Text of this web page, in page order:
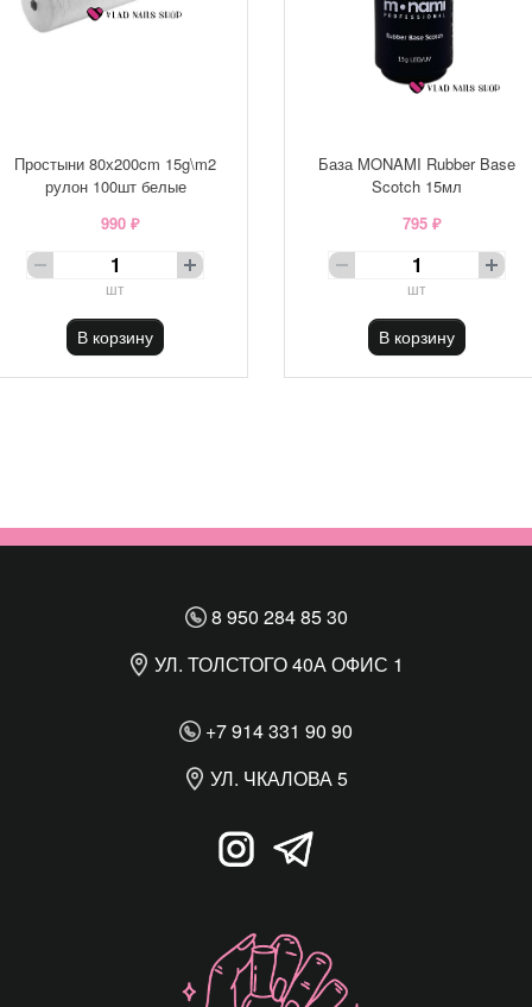
Простыни 80х200cm 15g\m2
рулон 100шт белые
990 ₽
шт
В корзину
База MONAMI Rubber Base
Scotch 15мл
795 ₽
шт
В корзину
8 950 284 85 30
УЛ. ТОЛСТОГО 40А ОФИС 1
+7 914 331 90 90
УЛ. ЧКАЛОВА 5